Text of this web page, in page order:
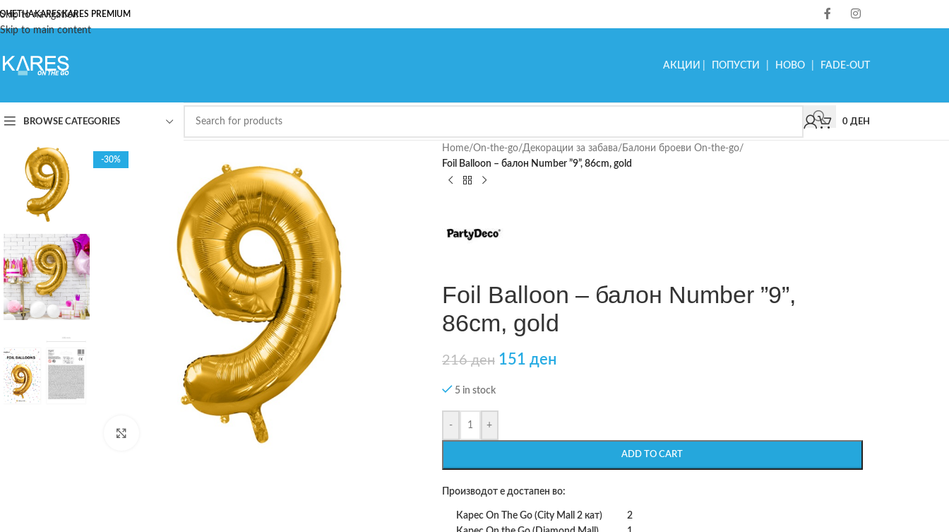
Skip to navigation
Skip to main content
KARESKARES PREMIUM
АКЦИИ ПОПУСТИ НОВО FADE-OUT
BROWSE CATEGORIES 0 ДЕН
-30%
Home/On-the-go/Декорации за забава/ Балони броеви On-the-go/
Foil Balloon – балон Number ”9”, 86cm, gold
Foil Balloon – балон Number ”9”,
86cm, gold
216ден 151 ден
5 in stock
- +
ADD TO CART
Производот е достапен во:
Карес On The Go (City Mall 2 кат)
2